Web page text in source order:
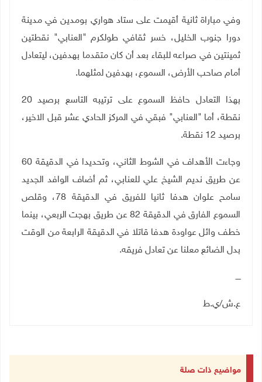
وفي مباراة ثانية أقيمت على ستاد هواري بومدين في مدينة
دورا جنوب الخليل، خسر ثقافي طولكرم "العنابي" نقطتين
ثمينتين في صراعه للبقاء بعد أن كان متقدما بهدفين، ليتعادل
أمام صاحب الأرض، السموع، بهدفين لمثلهما.
بهذا التعادل حافظ السموع على ترتيبه التاسع برصيد 20
نقطة، أما "العنابي" فبقي في المركز الحادي عشر قبل الاخير،
برصيد 12 نقطة.
وجاءت الأهداف في الشوط الثاني، وتحديدا في الدقيقة 60
عن طريق نديم الشيخ علي للعنابي، ثم أضاف الوافد الجديد
سامح علوان هدفا ثانيا للفريق في الدقيقة 78، وقلص
السموع الفارق في الدقيقة 82 عن طريق بهجت الربعي، بينما
خطف وائل عواودة هدفا قاتلا في الدقيقة الرابعة من الوقت
بدل الضائع معلنا عن تعادل فريقه.
ــــ
ع.ش/ي.ط
مواضيع ذات صلة